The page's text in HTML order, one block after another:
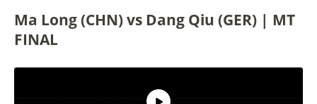
Ma Long (CHN) vs Dang Qiu (GER) | MT
FINAL